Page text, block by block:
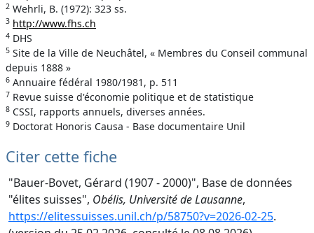
2 Wehrli, B. (1972): 323 ss.
3 http://www.fhs.ch
4 DHS
5 Site de la Ville de Neuchâtel, « Membres du Conseil communal
depuis 1888 »
6 Annuaire fédéral 1980/1981, p. 511
7 Revue suisse d'économie politique et de statistique
8 CSSI, rapports annuels, diverses années.
9 Doctorat Honoris Causa - Base documentaire Unil
Citer cette fiche
"Bauer-Bovet, Gérard (1907 - 2000)", Base de données
"élites suisses", Obélis, Université de Lausanne,
https://elitessuisses.unil.ch/p/58750?v=2026-02-25.